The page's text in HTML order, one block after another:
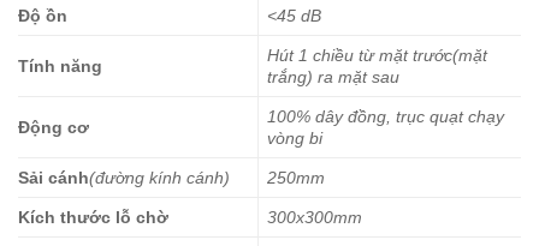
Độ ồn <45 dB
Tính năng
Hút 1 chiều từ mặt trước(mặt
trắng) ra mặt sau
Động cơ
100% dây đồng, trục quạt chạy
vòng bi
Sải cánh(đường kính cánh) 250mm
Kích thước lỗ chờ 300x300mm